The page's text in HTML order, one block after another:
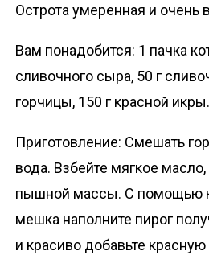
Острота умеренная и очень
Вам понадобится: 1 пачка
сливочного сыра, 50 г
горчицы, 150 г красной икры.
Приготовление: Смешать
вода. Взбейте мягкое
пышной массы. С помощью
мешка наполните пирог
и красиво добавьте красную